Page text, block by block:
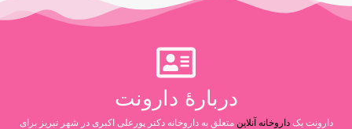
دربارۀ دارونت
دارونت یکداروخانه آنلاین متعلق به داروخانه دکتر پورعلی اکبری در شهر تبریز برای